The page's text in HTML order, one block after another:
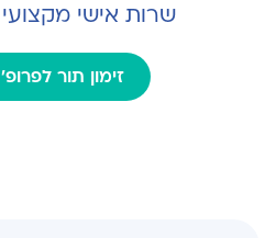
שרות אישי מקצועי
זימון תור לפרופ'